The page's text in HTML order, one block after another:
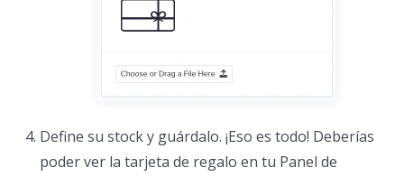
Define su stock y guárdalo. ¡Eso es todo! Deberías
poder ver la tarjeta de regalo en tu Panel de